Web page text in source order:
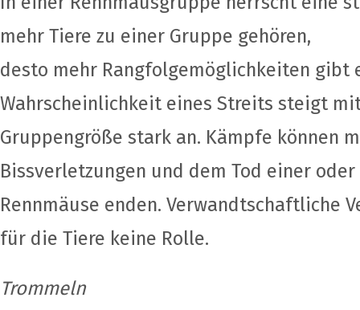
mehr Tiere zu einer Gruppe gehören,
desto mehr Rangfolgemöglichkeiten gibt
Wahrscheinlichkeit eines Streits steigt
Gruppengröße stark an. Kämpfe können
Bissverletzungen und dem Tod einer
Rennmäuse enden. Verwandtschaftliche
für die Tiere keine Rolle.
Trommeln